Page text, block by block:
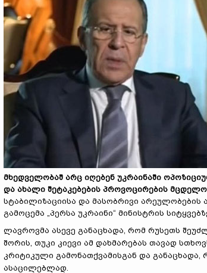
მხედველობაშ არც იღებენ უკრაინაში
და ახალი შეტაკებების პროვოცირების
სტაბილიზაციისა და მასობრივი არეულობების
გამოცემა „პერსა უკრაინი“ მინისტრის
ლავროვმა ასევე განაცხადა, რომ რუსეთს
შორის, თუკი კიევი ამ დახმარებას თავად
კრიტიკული გამონათქვამისგან და
ასაცილებლად.